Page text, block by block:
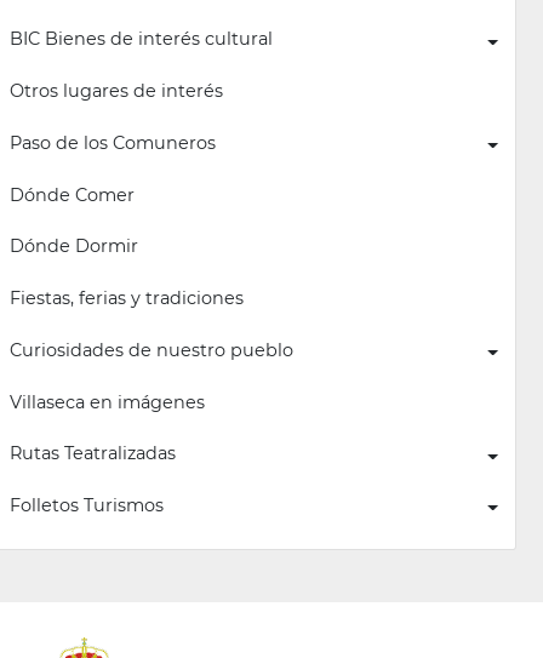
BIC Bienes de interés cultural
Otros lugares de interés
Paso de los Comuneros
Dónde Comer
Dónde Dormir
Fiestas, ferias y tradiciones
Curiosidades de nuestro pueblo
Villaseca en imágenes
Rutas Teatralizadas
Folletos Turismos